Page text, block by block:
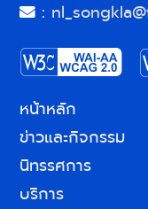
:
หน้าหลัก
ข่าวและกิจกรรม
นิทรรศการ
บริการ